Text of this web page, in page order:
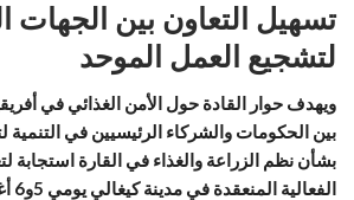
تسهيل التعاون بين الجهات
لتشجيع العمل الموحد
ويهدف حوار القادة حول الأمن الغذائي في
بين الحكومات والشركاء الرئيسيين في التنمية
بشأن نظم الزراعة والغذاء في القارة استجابة